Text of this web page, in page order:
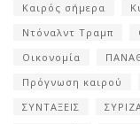
Καιρός σήμερα
Ντόναλντ Τραμπ
Οικονομία
Πρόγνωση καιρού
ΣΥΝΤΑΞΕΙΣ